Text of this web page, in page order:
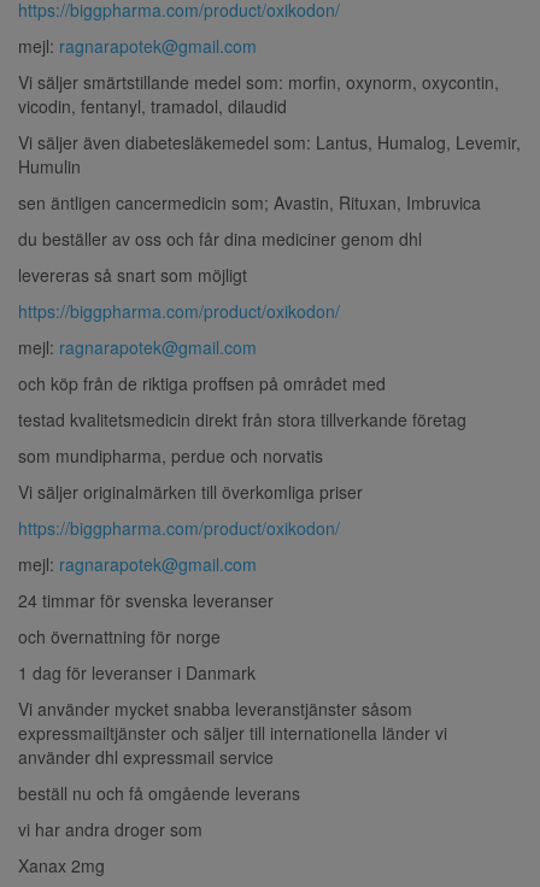
https://biggpharma.com/product/oxikodon/
mejl: ragnarapotek@gmail.com
Vi säljer smärtstillande medel som: morfin, oxynorm, oxycontin,
vicodin, fentanyl, tramadol, dilaudid
Vi säljer även diabetesläkemedel som: Lantus, Humalog, Levemir,
Humulin
sen äntligen cancermedicin som; Avastin, Rituxan, Imbruvica
du beställer av oss och får dina mediciner genom dhl
levereras så snart som möjligt
https://biggpharma.com/product/oxikodon/
mejl: ragnarapotek@gmail.com
och köp från de riktiga proffsen på området med
testad kvalitetsmedicin direkt från stora tillverkande företag
som mundipharma, perdue och norvatis
Vi säljer originalmärken till överkomliga priser
https://biggpharma.com/product/oxikodon/
mejl: ragnarapotek@gmail.com
24 timmar för svenska leveranser
och övernattning för norge
1 dag för leveranser i Danmark
Vi använder mycket snabba leveranstjänster såsom
expressmailtjänster och säljer till internationella länder vi
använder dhl expressmail service
beställ nu och få omgående leverans
vi har andra droger som
Xanax 2mg